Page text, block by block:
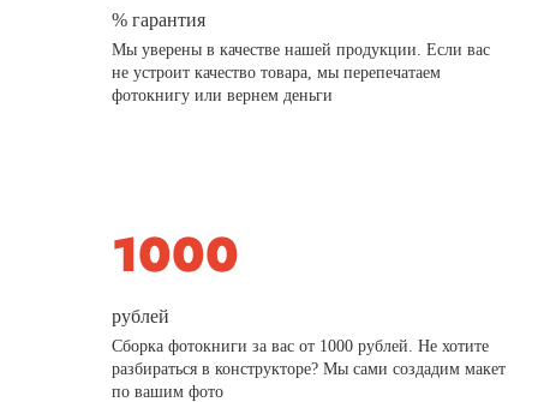
% гарантия
Мы уверены в качестве нашей продукции. Если вас
не устроит качество товара, мы перепечатаем
фотокнигу или вернем деньги
рублей
Сборка фотокниги за вас от 1000 рублей. Не хотите
разбираться в конструкторе? Мы сами создадим макет
по вашим фото